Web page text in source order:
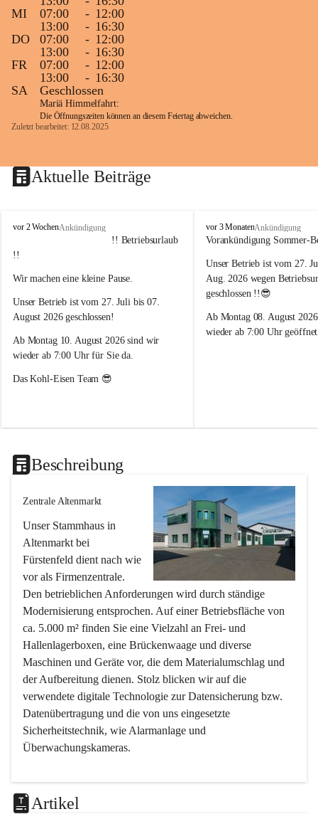
MI
07:00 - 12:00
13:00
- 16:30
DO
07:00 - 12:00
13:00
- 16:30
FR
07:00 - 12:00
13:00
- 16:30
SA
Geschlossen
Mariä Himmelfahrt:
Die Öffnungszeiten können an diesem Feiertag abweichen.
Zuletzt bearbeitet: 12.08.2025
Aktuelle Beiträge
K
h
G
b
H
C
o
G
vor 2 WochenAnkündigung
         !! Betriebsurlaub
!!
Wir machen eine kleine Pause.
Unser Betrieb ist vom 27. Juli bis 07.
August 2026 geschlossen!
Ab Montag 10. August 2026 sind wir
wieder ab 7:00 Uhr für Sie da.
Das Kohl-Eisen Team 😎
K
o
l
G
m
H
&
vor 3 MonatenAnkündigung
Vorankündigung Sommer-
Unser Betrieb ist vom 27.
Aug. 2026 wegen
geschlossen !!😎
Ab Montag 08. August
wieder ab 7:00 Uhr
Beschreibung
Zentrale Altenmarkt
Unser Stammhaus in
Altenmarkt bei
Fürstenfeld dient nach wie
vor als Firmenzentrale.
Den betrieblichen Anforderungen wird durch ständige
Modernisierung entsprochen. Auf einer Betriebsfläche von
ca. 5.000 m² finden Sie eine Vielzahl an Frei- und
Hallenlagerboxen, eine Brückenwaage und diverse
Maschinen und Geräte vor, die dem Materialumschlag und
der Aufbereitung dienen. Stolz blicken wir auf die
verwendete digitale Technologie zur Datensicherung bzw.
Datenübertragung und die von uns eingesetzte
Sicherheitstechnik, wie Alarmanlage und
Überwachungskameras.
Artikel